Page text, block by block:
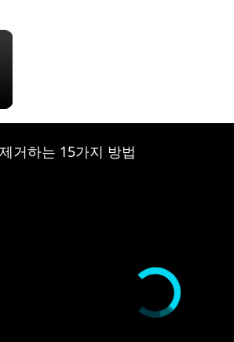
×
거하는 15가지 방법